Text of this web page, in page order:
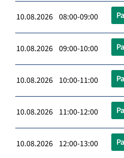
10.08.2026 08:00-09:00
10.08.2026 09:00-10:00
10.08.2026 10:00-11:00
10.08.2026 11:00-12:00
10.08.2026 12:00-13:00